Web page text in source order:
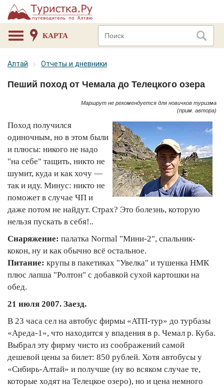
КАРТА
Алтай Отчеты и дневники
Пеший поход от Чемала до Телецкого озера
Маршрут не рекомендуется для новичков туризма
(прим. автора)
Поход получился
одиночным, но в этом были
и плюсы: никого не надо
"на себе" тащить, никто не
шумит, куда и как хочу —
так и иду. Минус: никто не
поможет в случае ЧП и
даже потом не найдут. Страх? Это болезнь, которую
нельзя пускать в себя!..
Снаряжение: палатка Normal "Мини-2", спальник-
кокон, ну и как обычно всё остальное.
Питание: крупы в пакетиках "Увелка" и тушенка НМК
плюс лапша "Ролтон" с добавкой сухой картошки на
обед.
21 июля 2007. Заезд.
В 23 часа сел на автобус фирмы «АТП-тур» до турбазы
«Ареда-1», что находится у впадения в р. Чемал р. Куба.
Выбрал эту фирму чисто из соображений самой
дешевой цены за билет: 850 рублей. Хотя автобусы у
«Сибирь-Алтай» и получше (ну во всяком случае те,
которые ходят на Телецкое озеро), но и цена немного